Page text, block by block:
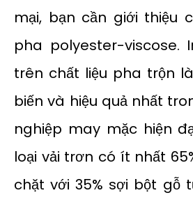
mại, bạn cần giới thiệu
pha polyester-viscose.
trên chất liệu pha trộn
biến và hiệu quả nhất
nghiệp may mặc hiện
loại vải trơn có ít nhất
chặt với 35% sợi bột gỗ